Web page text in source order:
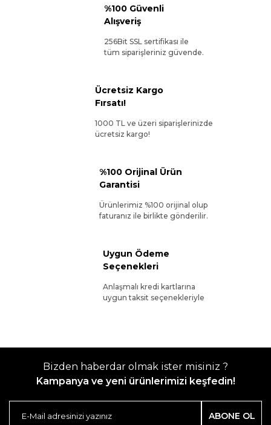
%100 Güvenli
Alışveriş
256Bit SSL sertifikası ile
tüm siparişleriniz güvende.
Ücretsiz Kargo
Fırsatı!
1000 TL ve üzeri siparişlerinizde
ücretsiz kargo!
%100 Orijinal Ürün
Garantisi
Ürünlerimiz %100 orijinal olup
faturanız ile birlikte gönderilir.
Uygun Ödeme
Seçenekleri
Anlaşmalı kredi kartlarına
uygun taksit seçenekleriyle
Bizden haberdar olmak ister misiniz ?
Kampanya ve yeni ürünlerimizi keşfedin!
ABONE OL